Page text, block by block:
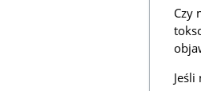
Czy